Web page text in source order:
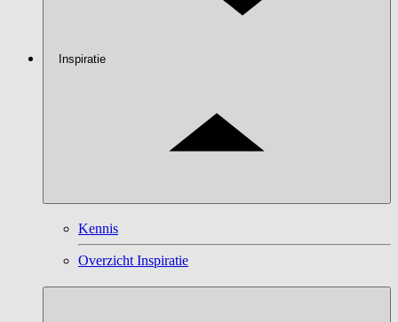
Inspiratie
Kennis
Overzicht Inspiratie